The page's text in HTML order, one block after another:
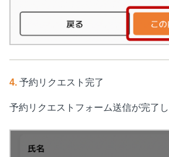
4. 予約リクエスト完了
予約リクエストフォーム送信が完了し